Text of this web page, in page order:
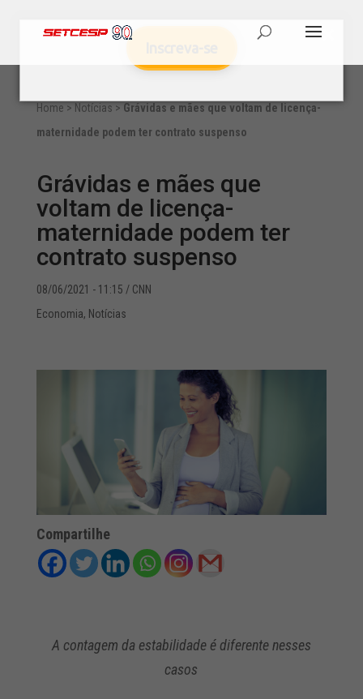
Home > Notícias > Grávidas e mães que voltam de licença-
maternidade podem ter contrato suspenso
Grávidas e mães que
voltam de licença-
maternidade podem ter
contrato suspenso
08/06/2021 - 11:15 / CNN
Economia, Notícias
Compartilhe
A contagem da estabilidade é diferente nesses
casos